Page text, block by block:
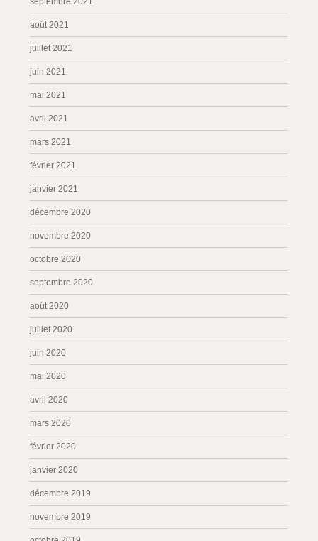
août 2021
juillet 2021
juin 2021
mai 2021
avril 2021
mars 2021
février 2021
janvier 2021
décembre 2020
novembre 2020
octobre 2020
septembre 2020
août 2020
juillet 2020
juin 2020
mai 2020
avril 2020
mars 2020
février 2020
janvier 2020
décembre 2019
novembre 2019